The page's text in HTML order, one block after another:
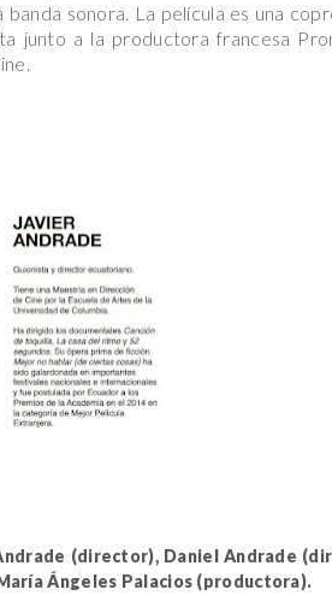
sonora. La película es una
junto a la productora francesa
(director), Daniel Andrade
Ángeles Palacios (productora).